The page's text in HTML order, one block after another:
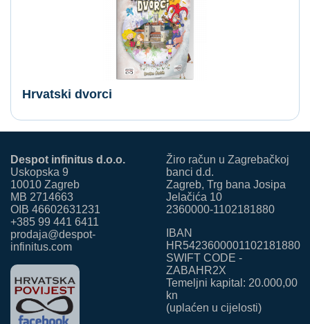
Hrvatski dvorci
Despot infinitus d.o.o.
Uskopska 9
10010 Zagreb
MB 2714663
OIB 46602631231
+385 99 441 6411
prodaja@despot-
infinitus.com
Žiro račun u Zagrebačkoj
banci d.d.
Zagreb, Trg bana Josipa
Jelačića 10
2360000-1102181880
IBAN
HR5423600001102181880
SWIFT CODE -
ZABAHR2X
Temeljni kapital: 20.000,00
kn
(uplaćen u cijelosti)